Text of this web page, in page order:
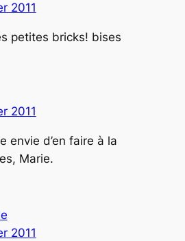
2011
petites bricks! bises
2011
envie d’en faire à la
Marie.
2011